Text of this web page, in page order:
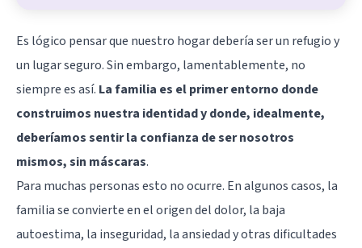
Es lógico pensar que nuestro hogar debería ser un refugio y
un lugar seguro. Sin embargo, lamentablemente, no
siempre es así. La familia es el primer entorno donde
construimos nuestra identidad y donde, idealmente,
deberíamos sentir la confianza de ser nosotros
mismos, sin máscaras.
Para muchas personas esto no ocurre. En algunos casos, la
familia se convierte en el origen del dolor, la baja
autoestima, la inseguridad, la ansiedad y otras dificultades